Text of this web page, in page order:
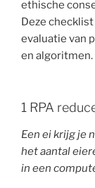
ethische
Deze
evaluatie van
en algoritmen.
1 RPA
Een ei krijg je
het aantal
in een